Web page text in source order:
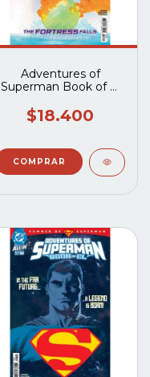
Adventures of
Superman Book of El
$18.400